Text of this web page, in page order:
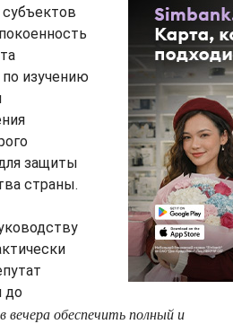
изучению
защиты
страны.
до
вечера обеспечить полный и